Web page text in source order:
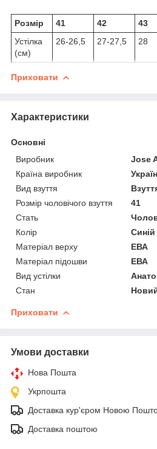
Розмір 41 42 43
Устілка
(см)
26-26,5 27-27,5 28
Приховати
Характеристики
Основні
Виробник
Jose
Країна виробник
Вид взуття
Розмір чоловічого взуття
41
Стать
Колір
Синій
Матеріал верху
ЕВА
Матеріал підошви
ЕВА
Вид устілки
Стан
Приховати
Умови доставки
Нова Пошта
Укрпошта
Доставка кур'єром Новою
Доставка поштою